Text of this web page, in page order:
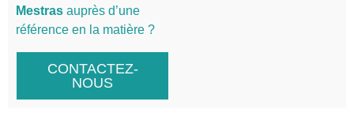
Mestras auprès d’une
référence en la matière ?
CONTACTEZ-
NOUS